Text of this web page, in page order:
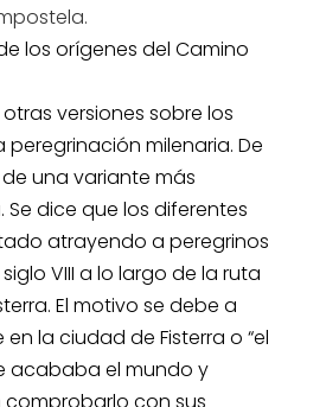
los orígenes del Camino
versiones sobre los
milenaria. De
una variante más
dice que los diferentes
atrayendo a peregrinos
VIII a lo largo de la ruta
El motivo se debe a
la ciudad de Fisterra o “el
acababa el mundo y
con sus